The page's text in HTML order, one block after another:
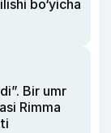
bo‘yicha
Bir umr
Rimma